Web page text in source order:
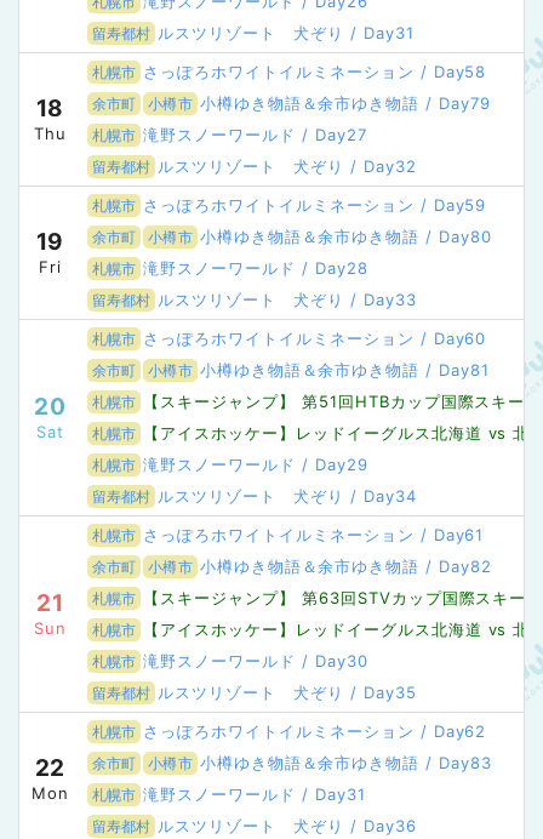
留寿都村 ルスツリゾート 犬ぞり / Day31
18
Thu
札幌市 さっぽろホワイトイルミネーション / Day58
余市町 小樽市 小樽ゆき物語＆余市ゆき物語 / Day79
札幌市 滝野スノーワールド / Day27
留寿都村 ルスツリゾート 犬ぞり / Day32
19
Fri
札幌市 さっぽろホワイトイルミネーション / Day59
余市町 小樽市 小樽ゆき物語＆余市ゆき物語 / Day80
札幌市 滝野スノーワールド / Day28
留寿都村 ルスツリゾート 犬ぞり / Day33
20
Sat
札幌市 さっぽろホワイトイルミネーション / Day60
余市町 小樽市 小樽ゆき物語＆余市ゆき物語 / Day81
札幌市 【スキージャンプ】 第51回HTBカップ国際スキー
札幌市 【アイスホッケー】レッドイーグルス北海道 vs 北
札幌市 滝野スノーワールド / Day29
留寿都村 ルスツリゾート 犬ぞり / Day34
21
Sun
札幌市 さっぽろホワイトイルミネーション / Day61
余市町 小樽市 小樽ゆき物語＆余市ゆき物語 / Day82
札幌市 【スキージャンプ】 第63回STVカップ国際スキー
札幌市 【アイスホッケー】レッドイーグルス北海道 vs
札幌市 滝野スノーワールド / Day30
留寿都村 ルスツリゾート 犬ぞり / Day35
22
Mon
札幌市 さっぽろホワイトイルミネーション / Day62
余市町 小樽市 小樽ゆき物語＆余市ゆき物語 / Day83
札幌市 滝野スノーワールド / Day31
留寿都村 ルスツリゾート 犬ぞり / Day36